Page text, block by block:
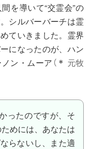
を導いて“交霊会”の
シルバーバーチは霊
ていきました。霊界
になったのが、ハン
ン・ムーア （ ＊ 元牧
ったのですが、そ
めには、あなたは
らないし、また適